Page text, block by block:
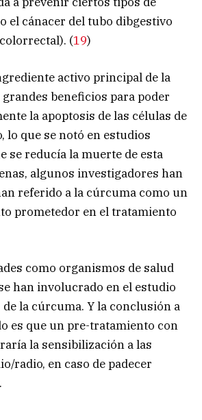
el cánacer del tubo dibgestivo
(19)
activo principal de la
beneficios para poder
la apoptosis de las células de
lo que se notó en estudios
se reducía la muerte de esta
algunos investigadores han
referido a la cúrcuma como un
prometedor en el tratamiento
como organismos de salud
han involucrado en el estudio
la cúrcuma. Y la conclusión a
es que un pre-tratamiento con
la sensibilización a las
radio, en caso de padecer
.